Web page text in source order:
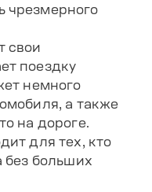
чрезмерного
свои
поездку
немного
а также
на дороге.
для тех, кто
без больших